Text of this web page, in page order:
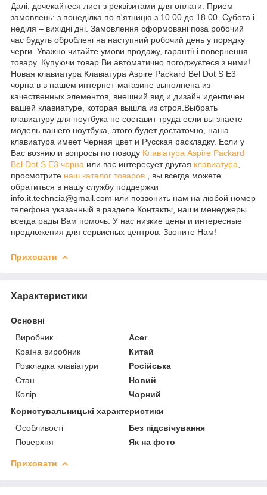
Далі, дочекайтеся лист з реквізитами для оплати. Прием
замовлень: з понеділка по п'ятницю з 10.00 до 18.00. Субота і
неділя – вихідні дні. Замовлення сформовані поза робочий
час будуть оброблені на наступний робочий день у порядку
черги. Уважно читайте умови продажу, гарантії і повернення
товару. Купуючи товар Ви автоматично погоджуєтеся з ними!
Новая клавиатура Клавіатура Aspire Packard Bel Dot S E3
чорна в в нашем интернет-магазине выполнена из
качественных элементов, внешний вид и дизайн идентичен
вашей клавиатуре, которая вышла из строя.Выбрать
клавиатуру для ноутбука не составит труда если вы знаете
модель вашего ноутбука, этого будет достаточно, наша
клавиатура имеет Черная цвет и Русская раскладку. Если у
Вас возникли вопросы по поводу Клавіатура Aspire Packard
Bel Dot S E3 чорна или вас интересует другая клавиатура
просмотрите наш каталог товаров , вы всегда можете
обратиться в нашу службу поддержки
info.it.techncia@gmail.com или позвонить нам на любой номер
телефона указанный в разделе Контакты, наши менеджеры
всегда рады Вам помочь. У нас низкие цены и интересные
предложения для сервисных центров. Звоните Нам!
Приховати
Характеристики
Основні
Виробник
Acer
Країна виробник
Китай
Розкладка клавіатури
Російська
Стан
Новий
Колір
Чорний
Користувальницькі характеристики
Особливості
Без підсвічування
Поверхня
Як на фото
Приховати